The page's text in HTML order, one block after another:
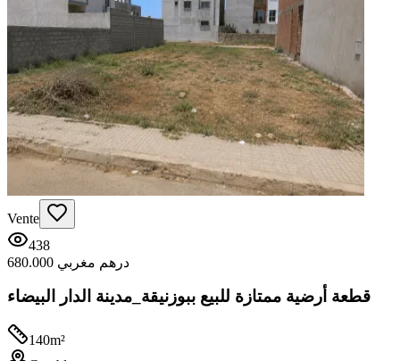
Vente
438
680.000 درهم مغربي
قطعة أرضية ممتازة للبيع ببوزنيقة_مدينة الدار البيضاء
140m²